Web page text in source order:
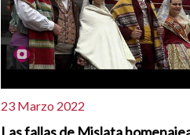
23 Marzo 2022